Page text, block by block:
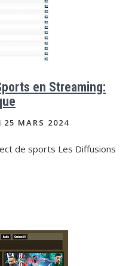
en Streaming:
25 MARS 2024
de sports Les Diffusions